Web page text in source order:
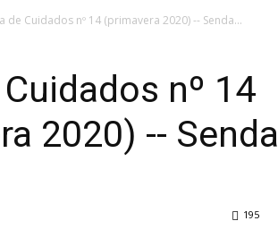
de Cuidados nº 14 (primavera 2020) -- Senda...
nº 14
2020) -- Senda
195